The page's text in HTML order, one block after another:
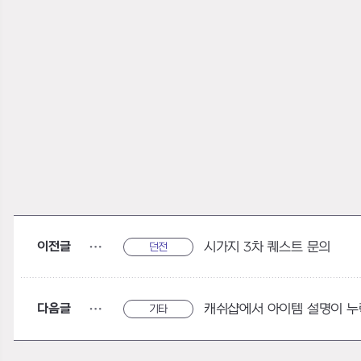
이전글 던전 시가지 3차 퀘스트 문의
다음글 기타 캐쉬샵에서 아이템 설명이